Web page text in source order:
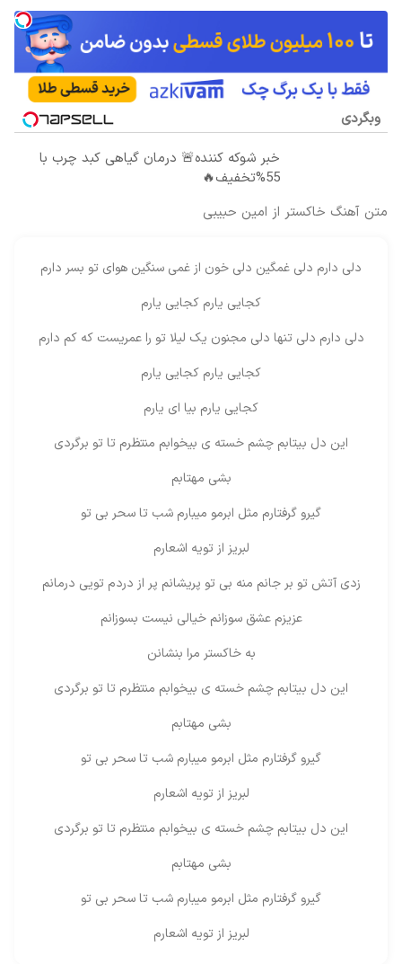
وبگردی
خبر شوکه کننده🚨 درمان گیاهی کبد چرب با
55%تخفیف🔥
متن آهنگ خاکستر از امین حبیبى
دلی دارم دلی غمگین دلی خون از غمی سنگین هوای تو بسر دارم
کجایی یارم کجایی یارم
دلی دارم دلی تنها دلی مجنون یک لیلا تو را عمریست که کم دارم
کجایی یارم کجایی یارم
کجایی یارم بیا ای یارم
این دل بیتابم چشم خسته ی بیخوابم منتظرم تا تو برگردی
بشی مهتابم
گیرو گرفتارم مثل ابرمو میبارم شب تا سحر بی تو
لبریز از تویه اشعارم
زدی آتش تو بر جانم منه بی تو پریشانم پر از دردم تویی درمانم
عزیزم عشق سوزانم خیالی نیست بسوزانم
به خاکستر مرا بنشانن
این دل بیتابم چشم خسته ی بیخوابم منتظرم تا تو برگردی
بشی مهتابم
گیرو گرفتارم مثل ابرمو میبارم شب تا سحر بی تو
لبریز از تویه اشعارم
این دل بیتابم چشم خسته ی بیخوابم منتظرم تا تو برگردی
بشی مهتابم
گیرو گرفتارم مثل ابرمو میبارم شب تا سحر بی تو
لبریز از تویه اشعارم